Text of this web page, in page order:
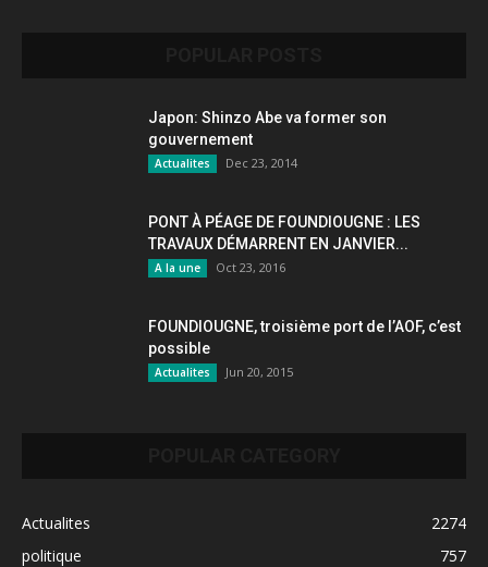
Japon: Shinzo Abe va former son
gouvernement
Actualites Dec 23, 2014
PONT À PÉAGE DE FOUNDIOUGNE : LES
TRAVAUX DÉMARRENT EN JANVIER...
A la une Oct 23, 2016
FOUNDIOUGNE, troisième port de l’AOF, c’est
possible
Actualites Jun 20, 2015
Actualites
2274
politique
757